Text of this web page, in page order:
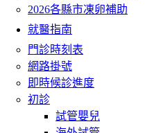
2026各縣市凍卵補助
就醫指南
門診時刻表
網路掛號
即時候診進度
初診
試管嬰兒